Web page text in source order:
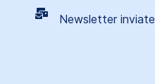
Newsletter inviate